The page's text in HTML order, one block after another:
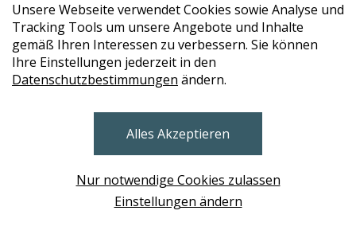
Unsere Webseite verwendet Cookies sowie Analyse und
Tracking Tools um unsere Angebote und Inhalte
gemäß Ihren Interessen zu verbessern. Sie können
Ihre Einstellungen jederzeit in den
Datenschutzbestimmungen ändern.
Alles Akzeptieren
Nur notwendige Cookies zulassen
Einstellungen ändern
B